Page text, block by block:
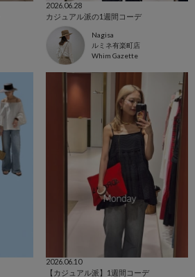
2026.06.28
カジュアル派の1週間コーデ
Nagisa
ルミネ有楽町店
Whim Gazette
2026.06.10
【カジュアル派】1週間コーデ